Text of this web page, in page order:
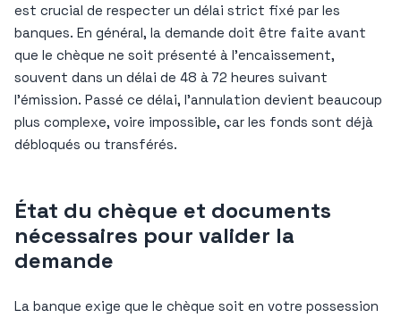
est crucial de respecter un délai strict fixé par les
banques. En général, la demande doit être faite avant
que le chèque ne soit présenté à l’encaissement,
souvent dans un délai de 48 à 72 heures suivant
l’émission. Passé ce délai, l’annulation devient beaucoup
plus complexe, voire impossible, car les fonds sont déjà
débloqués ou transférés.
État du chèque et documents
nécessaires pour valider la
demande
La banque exige que le chèque soit en votre possession